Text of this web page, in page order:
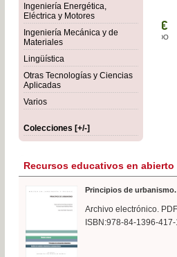
Ingeniería Energética,
Eléctrica y Motores
Ingeniería Mecánica y de
Materiales
Lingüística
Otras Tecnologías y Ciencias
Aplicadas
Varios
Colecciones [+/-]
Recursos educativos en abierto
Principios de
Archivo electrónico.
ISBN:978-84-1396-417-